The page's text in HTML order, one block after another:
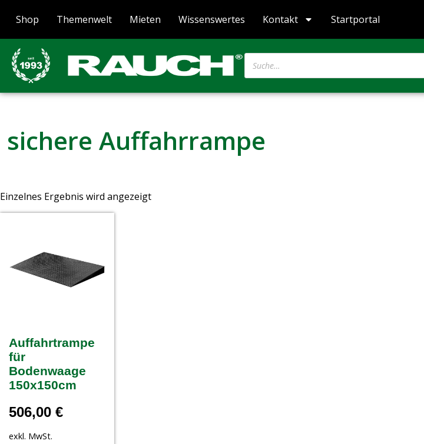
Shop Themenwelt Mieten Wissenswertes Kontakt Startportal
sichere Auffahrrampe
Einzelnes Ergebnis wird angezeigt
Auffahrtrampe
für
Bodenwaage
150x150cm
506,00 €
exkl. MwSt.